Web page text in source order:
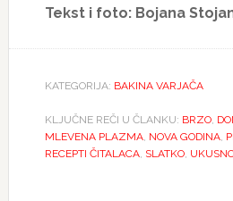
Tekst i foto: Bojana
KATEGORIJA: BAKINA VARJAČA
KLJUČNE REČI U ČLANKU: BRZO,
MLEVENA PLAZMA, NOVA GODINA,
RECEPTI ČITALACA, SLATKO,